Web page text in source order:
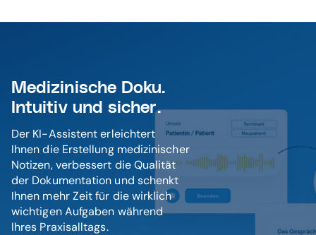
Medizinische Doku.
Intuitiv und sicher.
Der KI-Assistent erleichtert
Ihnen die Erstellung medizinischer
Notizen, verbessert die Qualität
der Dokumentation und schenkt
Ihnen mehr Zeit für die wirklich
wichtigen Aufgaben während
Ihres Praxisalltags.